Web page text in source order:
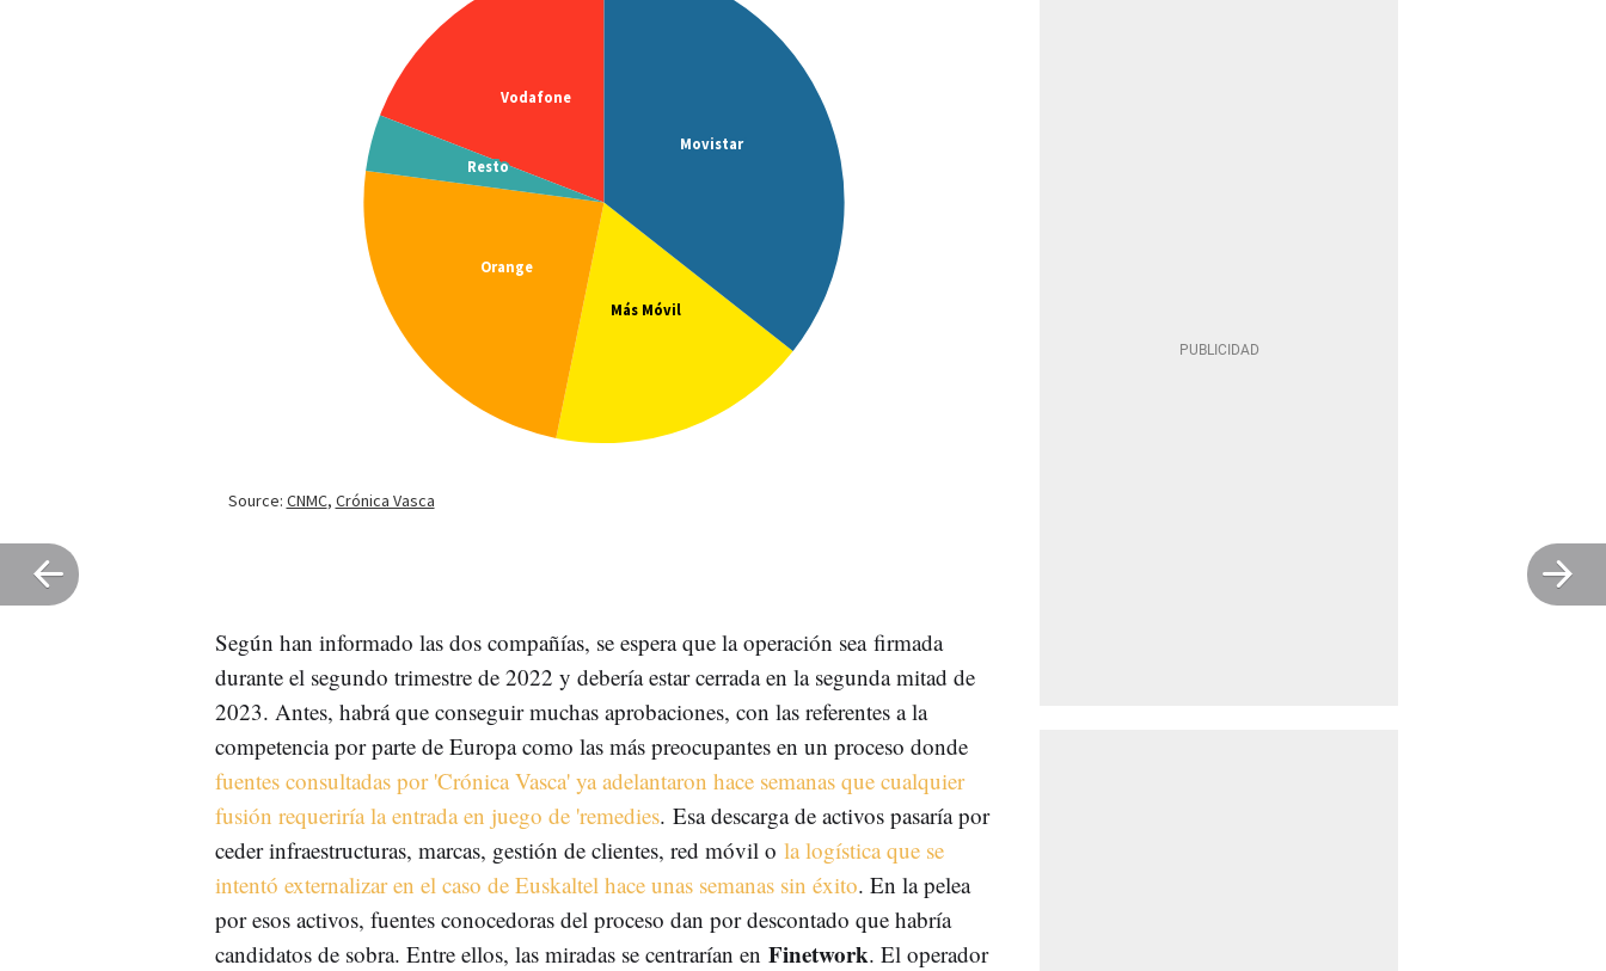
Según han informado las dos compañías, se espera que la operación sea firmada
durante el segundo trimestre de 2022 y debería estar cerrada en la segunda mitad de
2023. Antes, habrá que conseguir muchas aprobaciones, con las referentes a la
competencia por parte de Europa como las más preocupantes en un proceso donde
fuentes consultadas por 'Crónica Vasca' ya adelantaron hace semanas que cualquier
fusión requeriría la entrada en juego de 'remedies. Esa descarga de activos pasaría por
ceder infraestructuras, marcas, gestión de clientes, red móvil o la logística que se
intentó externalizar en el caso de Euskaltel hace unas semanas sin éxito. En la pelea
por esos activos, fuentes conocedoras del proceso dan por descontado que habría
candidatos de sobra. Entre ellos, las miradas se centrarían en Finetwork. El operador